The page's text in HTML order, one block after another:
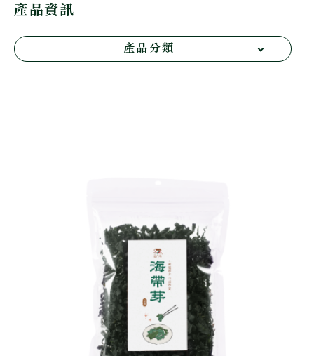
產品資訊
產品分類